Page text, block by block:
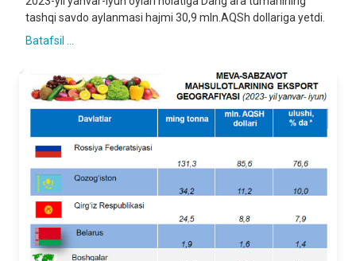
tashqi savdo aylanmasi hajmi 30,9 mln.AQSh dollariga yetdi.
Batafsil ...